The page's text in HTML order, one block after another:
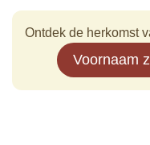
Ontdek de herkomst
Voornaam